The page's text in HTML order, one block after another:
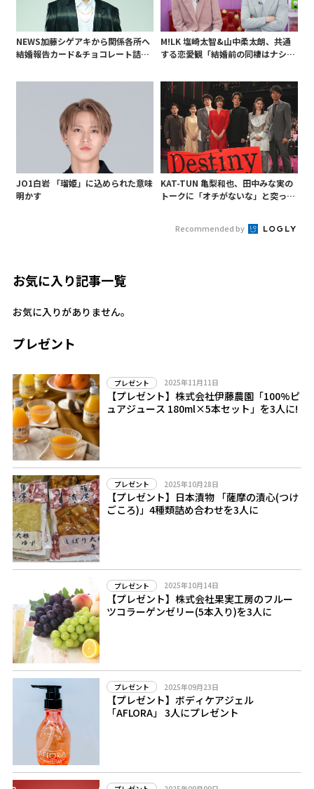
NEWS加藤シゲアキから関係各所へ
結婚報告カード&チョコレート詰め
も添えて
M!LK 塩崎太智&山中柔太朗、共通
する恋愛観「結婚前の同棲はナシ」
JO1白岩 「瑠姫」に込められた意味
明かす
KAT-TUN 亀梨和也、田中みな実の
トークに「オチがないな」と突っ込
Recommended by
お気に入り記事一覧
お気に入りがありません。
プレゼント
プレゼント 2025年11月11日
【プレゼント】株式会社伊藤農園「100%ピ
ュアジュース 180ml×5本セット」を3人に!
プレゼント 2025年10月28日
【プレゼント】日本漬物 「薩摩の漬心(つけ
ごころ)」4種類詰め合わせを3人に
プレゼント 2025年10月14日
【プレゼント】株式会社果実工房のフルー
ツコラーゲンゼリー(5本入り)を3人に
プレゼント 2025年09月23日
【プレゼント】ボディケアジェル
「AFLORA」 3人にプレゼント